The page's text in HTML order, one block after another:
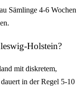
Sämlinge 4-6 Wochen
Holstein?
mit diskretem,
in der Regel 5-10